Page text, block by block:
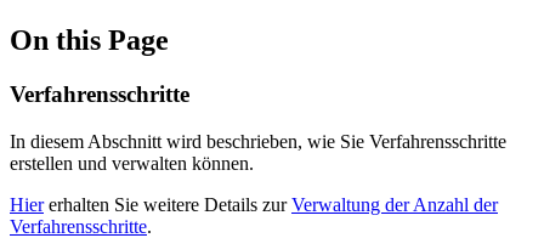
On this Page
Verfahrensschritte
In diesem Abschnitt wird beschrieben, wie Sie Verfahrensschritte
erstellen und verwalten können.
Hiererhalten Sie weitere Details zurVerwaltung der Anzahl der
Verfahrensschritte.